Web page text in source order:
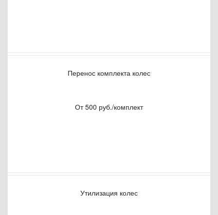
Перенос комплекта колес
От 500 руб./комплект
Утилизация колес